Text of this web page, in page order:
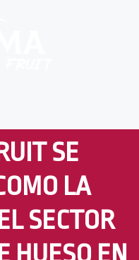
SE
LA
SECTOR
HUESO EN